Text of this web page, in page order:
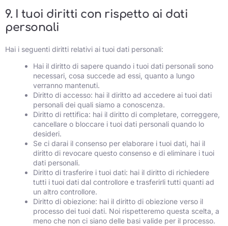
9. I tuoi diritti con rispetto ai dati
personali
Hai i seguenti diritti relativi ai tuoi dati personali:
Hai il diritto di sapere quando i tuoi dati personali sono
necessari, cosa succede ad essi, quanto a lungo
verranno mantenuti.
Diritto di accesso: hai il diritto ad accedere ai tuoi dati
personali dei quali siamo a conoscenza.
Diritto di rettifica: hai il diritto di completare, correggere,
cancellare o bloccare i tuoi dati personali quando lo
desideri.
Se ci darai il consenso per elaborare i tuoi dati, hai il
diritto di revocare questo consenso e di eliminare i tuoi
dati personali.
Diritto di trasferire i tuoi dati: hai il diritto di richiedere
tutti i tuoi dati dal controllore e trasferirli tutti quanti ad
un altro controllore.
Diritto di obiezione: hai il diritto di obiezione verso il
processo dei tuoi dati. Noi rispetteremo questa scelta, a
meno che non ci siano delle basi valide per il processo.